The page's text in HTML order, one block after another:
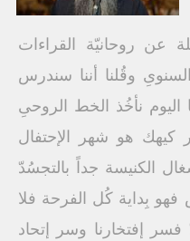
روحانيّة القراءات
السنوىِ وقُلنا أننا سندرس
اليوم نأخُذ الخط الروحىِ
هو شهر الإحتفال
الكنيسة جداً بالتجسُدّ
فهو بِداية كُل الفرحة فلا
إفتخارنا وسر إتحاد